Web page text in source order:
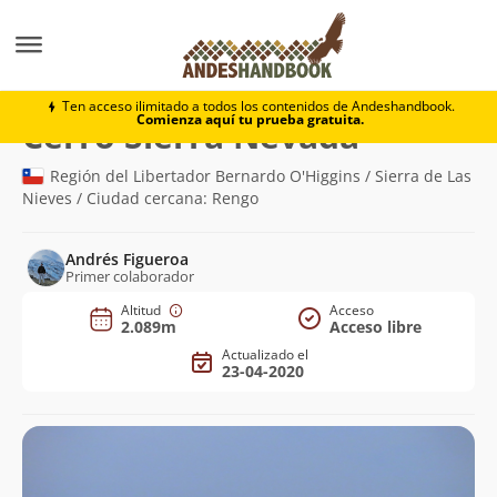
Ten acceso ilimitado a todos los contenidos de Andeshandbook.
Comienza aquí tu prueba gratuita.
Cerro Sierra Nevada
Cerro Sierra Nevada(2.089m)
Región del Libertador Bernardo O'Higgins / Sierra de Las
Nieves / Ciudad cercana: Rengo
Andrés Figueroa
Primer colaborador
Altitud
2.089m
Acceso
Acceso libre
Actualizado el
23-04-2020